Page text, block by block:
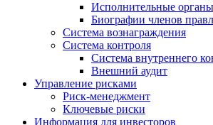
Исполнительные органы
Биографии членов
Система вознаграждения
Система контроля
Система внутреннего
Внешний аудит
Управление рисками
Риск-менеджмент
Ключевые риски
Информация для инвесторов